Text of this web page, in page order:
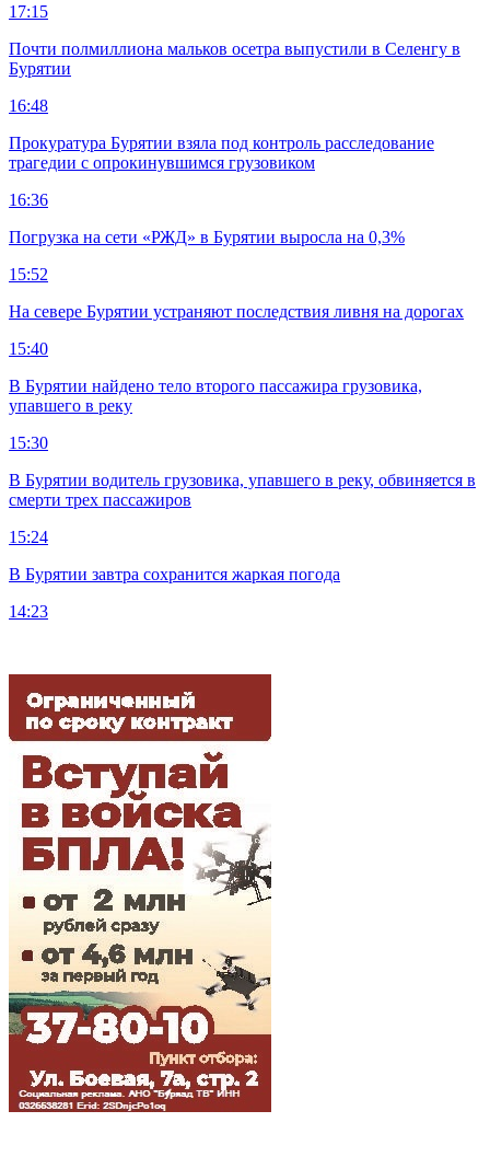
17:15
Почти полмиллиона мальков осетра выпустили в Селенгу в
Бурятии
16:48
Прокуратура Бурятии взяла под контроль расследование
трагедии с опрокинувшимся грузовиком
16:36
Погрузка на сети «РЖД» в Бурятии выросла на 0,3%
15:52
На севере Бурятии устраняют последствия ливня на дорогах
15:40
В Бурятии найдено тело второго пассажира грузовика,
упавшего в реку
15:30
В Бурятии водитель грузовика, упавшего в реку, обвиняется в
смерти трех пассажиров
15:24
В Бурятии завтра сохранится жаркая погода
14:23